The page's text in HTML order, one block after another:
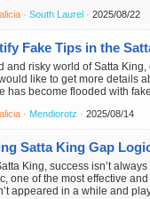
· South Laurel · 2025/08/22
Fake Tips in the
and risky world of Satta
like to get more details
has become flooded with
· Mendiorotz · 2025/08/14
King, success isn’t
one of the most effective
appeared in a while and